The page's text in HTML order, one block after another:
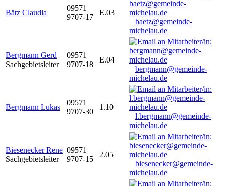
Bätz Claudia
09571
9707-17
E.03
baetz@gemeinde-
michelau.de
Bergmann Gerd
Sachgebietsleiter
09571
9707-18
E.04
bergmann@gemeinde-
michelau.de
Bergmann Lukas
09571
9707-30
1.10
l.bergmann@gemeinde-
michelau.de
Biesenecker Rene
Sachgebietsleiter
09571
9707-15
2.05
biesenecker@gemeinde-
michelau.de